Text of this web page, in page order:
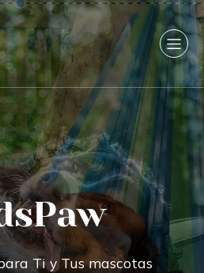
Ti y Tus mascotas